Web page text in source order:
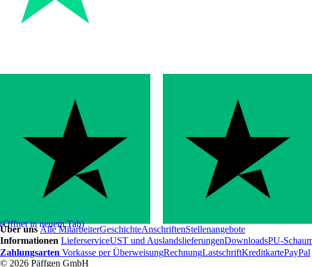
(Öffnet in neuem Tab)
Über unsAlle MitarbeiterGeschichteAnschriftenStellenangebote
Informationen LieferserviceUST und AuslandslieferungenDownloadsPU-
Zahlungsarten Vorkasse per ÜberweisungRechnungLastschriftKreditkartePayPal
© 2026 Päffgen GmbH